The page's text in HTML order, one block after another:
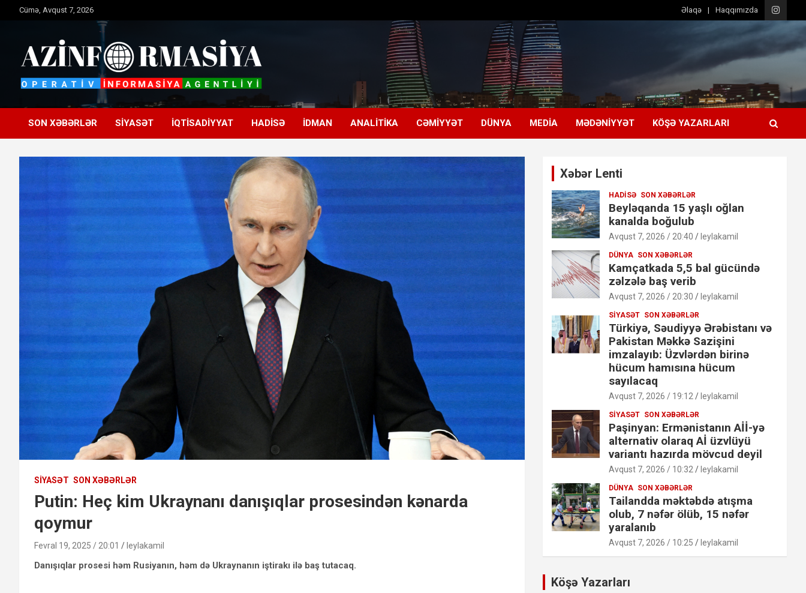
Cümə, Avqust 7, 2026 Əlaqə Haqqımızda
Azinformasiya
SON XƏBƏRLƏR SIYASƏT İQTISADIYYAT HADISƏ İDMAN ANALITIKA CƏMIYYƏT DÜNYA MEDIA MƏDƏNIYYƏT KÖŞƏ YAZARLARI
SIYASƏT SON XƏBƏRLƏR
Putin: Heç kim Ukraynanı danışıqlar prosesindən kənarda
qoymur
Fevral 19, 2025 / 20:01 leylakamil
Danışıqlar prosesi həm Rusiyanın, həm də Ukraynanın iştirakı ilə baş tutacaq.
Xəbər Lenti
HADISƏ SON XƏBƏRLƏR
Beyləqanda 15 yaşlı oğlan
kanalda boğulub
Avqust 7, 2026 / 20:40 leylakamil
DÜNYA SON XƏBƏRLƏR
Kamçatkada 5,5 bal gücündə
zəlzələ baş verib
Avqust 7, 2026 / 20:30 leylakamil
SIYASƏT SON XƏBƏRLƏR
Türkiyə, Səudiyyə Ərəbistanı və
Pakistan Məkkə Sazişini
imzalayıb: Üzvlərdən birinə
hücum hamısına hücum
sayılacaq
Avqust 7, 2026 / 19:12 leylakamil
SIYASƏT SON XƏBƏRLƏR
Paşinyan: Ermənistanın Aİİ-yə
alternativ olaraq Aİ üzvlüyü
variantı hazırda mövcud deyil
Avqust 7, 2026 / 10:32 leylakamil
DÜNYA SON XƏBƏRLƏR
Tailandda məktəbdə atışma
olub, 7 nəfər ölüb, 15 nəfər
yaralanıb
Avqust 7, 2026 / 10:25 leylakamil
Köşə Yazarları